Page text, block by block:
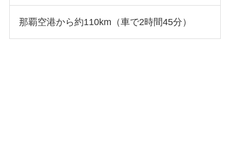
那覇空港から約110km（車で2時間45分）